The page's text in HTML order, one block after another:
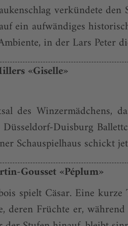
verkündete
ein aufwändiges
in der Lars Peter
«Giselle»
des Winzermädchens,
Duisburg
Schauspielhaus schickt
Gousset «Péplum»
spielt Cäsar. Eine
deren Früchte er,